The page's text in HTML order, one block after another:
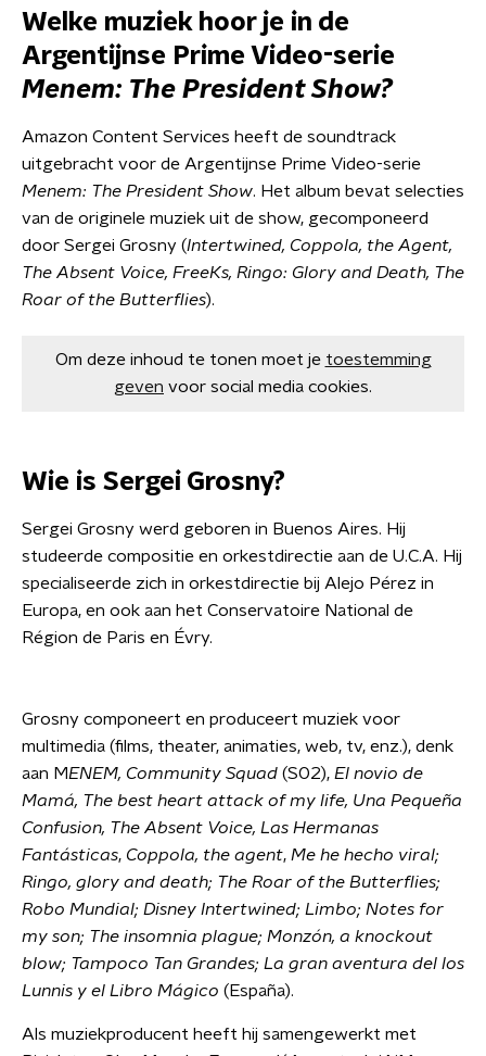
Welke muziek hoor je in de
Argentijnse Prime Video-serie
Menem: The President Show?
Amazon Content Services heeft de soundtrack
uitgebracht voor de Argentijnse Prime Video-serie
Menem: The President Show. Het album bevat selecties
van de originele muziek uit de show, gecomponeerd
door Sergei Grosny (Intertwined, Coppola, the Agent,
The Absent Voice, FreeKs, Ringo: Glory and Death, The
Roar of the Butterflies).
Om deze inhoud te tonen moet je toestemming
geven voor social media cookies.
Wie is Sergei Grosny?
Sergei Grosny werd geboren in Buenos Aires. Hij
studeerde compositie en orkestdirectie aan de U.C.A. Hij
specialiseerde zich in orkestdirectie bij Alejo Pérez in
Europa, en ook aan het Conservatoire National de
Région de Paris en Évry.
Grosny componeert en produceert muziek voor
multimedia (films, theater, animaties, web, tv, enz.), denk
aan MENEM, Community Squad (S02), El novio de
Mamá, The best heart attack of my life, Una Pequeña
Confusion, The Absent Voice, Las Hermanas
Fantásticas, Coppola, the agent, Me he hecho viral;
Ringo, glory and death; The Roar of the Butterflies;
Robo Mundial; Disney Intertwined; Limbo; Notes for
my son; The insomnia plague; Monzón, a knockout
blow; Tampoco Tan Grandes; La gran aventura del los
Lunnis y el Libro Mágico (España).
Als muziekproducent heeft hij samengewerkt met